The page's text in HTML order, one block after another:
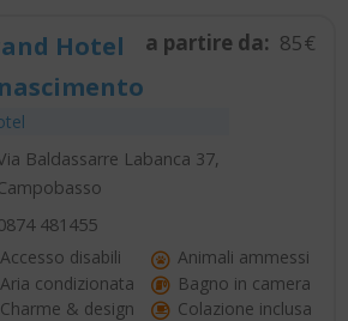
Hotel
a partire da: 85€
Baldassarre Labanca 37,
481455
Accesso disabili
Animali ammessi
Aria condizionata
Bagno in camera
Charme & design
Colazione inclusa